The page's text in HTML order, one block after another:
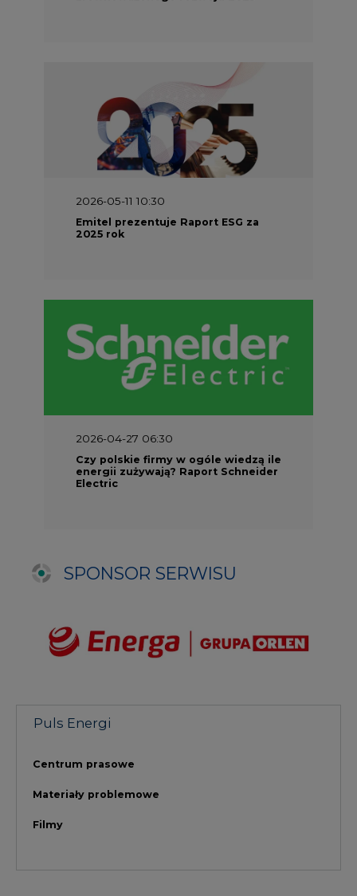
2026-04-27 06:30
Czy polskie firmy w ogóle wiedzą ile
energii zużywają? Raport Schneider
SPONSOR SERWISU
Puls Energi
Filmy
1PGE szuka pracowników, zobacz nowe
ogłoszenia
2
Zabrzu wkracza w końcowy etap